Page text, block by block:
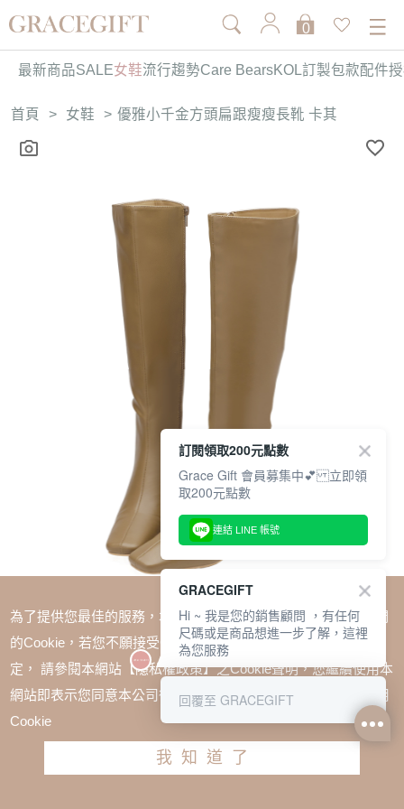
0
最新商品SALE女鞋流行趨勢Care BearsKOL訂製包款配件
首頁 > 女鞋 > 優雅小千金方頭扁跟瘦瘦長靴 卡其
SALE
優雅小千金方頭扁跟瘦瘦長靴 卡其
TWD $2080
為了提供您最佳的服務，本網站會在您的電腦中放置並取用我們
的Cookie，若您不願接受Cookie時應如何變更電腦的Cookie設
定， 請參閱本網站【隱私權政策】之Cookie聲明，您繼續使用本
網站即表示您同意本公司得按本網站使用條款之Cookie聲明使用
Cookie
我知道了
訂閱領取200元點數
Grace Gift 會員募集中💕 立即領
取200元點數
連結 LINE 帳號
GRACEGIFT
Hi ~ 我是您的銷售顧問 ，有任何
尺碼或是商品想進一步了解，這裡
為您服務
回覆至 GRACEGIFT